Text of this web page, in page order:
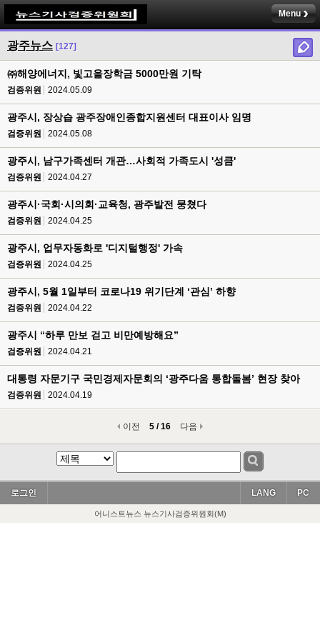
Menu
광주뉴스 [127]
㈜해양에너지, 빛고을장학금 5000만원 기탁
검증위원 2024.05.09
광주시, 장상습 광주장애인종합지원센터 대표이사 임명
검증위원 2024.05.08
광주시, 남구가족센터 개관…사회적 가족도시 '성큼'
검증위원 2024.04.27
광주시·국회·시의회·교육청, 광주발전 뭉쳤다
검증위원 2024.04.25
광주시, 업무자동화로 '디지털행정' 가속
검증위원 2024.04.25
광주시, 5월 1일부터 코로나19 위기단계 ‘관심’ 하향
검증위원 2024.04.22
광주시 “하루 만보 걷고 비만예방해요”
검증위원 2024.04.21
대통령 자문기구 국민경제자문회의 ‘광주다움 통합돌봄’ 현장 찾아
검증위원 2024.04.19
이전 5 / 16 다음
로그인 PC
LANG
어니스트뉴스 뉴스기사검증위원회(M)